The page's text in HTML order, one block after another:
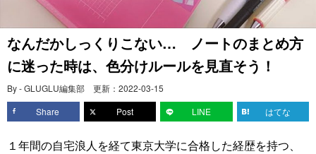
なんだかしっくりこない… ノートのまとめ方
に迷った時は、色分けルールを見直そう！
By - GLUGLU編集部 更新： 2022-03-15
Share
Post LINE はてな
１年間の自宅浪人を経て東京大学に合格した経歴を持つ、